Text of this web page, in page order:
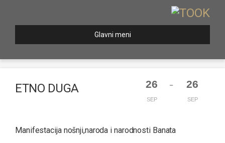
Glavni meni
ETNO DUGA 26
SEP
- 26
SEP
Manifestacija nošnji,naroda i narodnosti Banata